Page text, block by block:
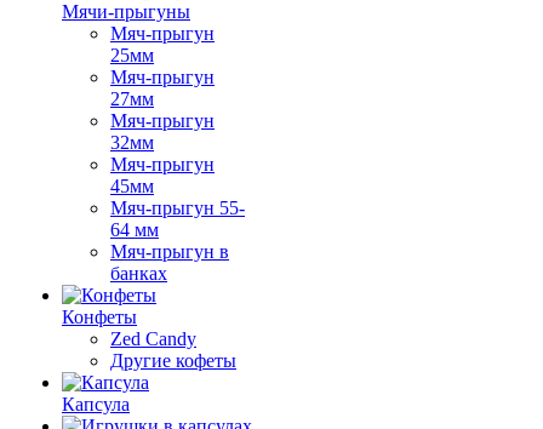
Мячи-прыгуны
Мяч-прыгун
25мм
Мяч-прыгун
27мм
Мяч-прыгун
32мм
Мяч-прыгун
45мм
Мяч-прыгун 55-
64 мм
Мяч-прыгун в
банках
Конфеты
Zed Candy
Другие кофеты
Капсула